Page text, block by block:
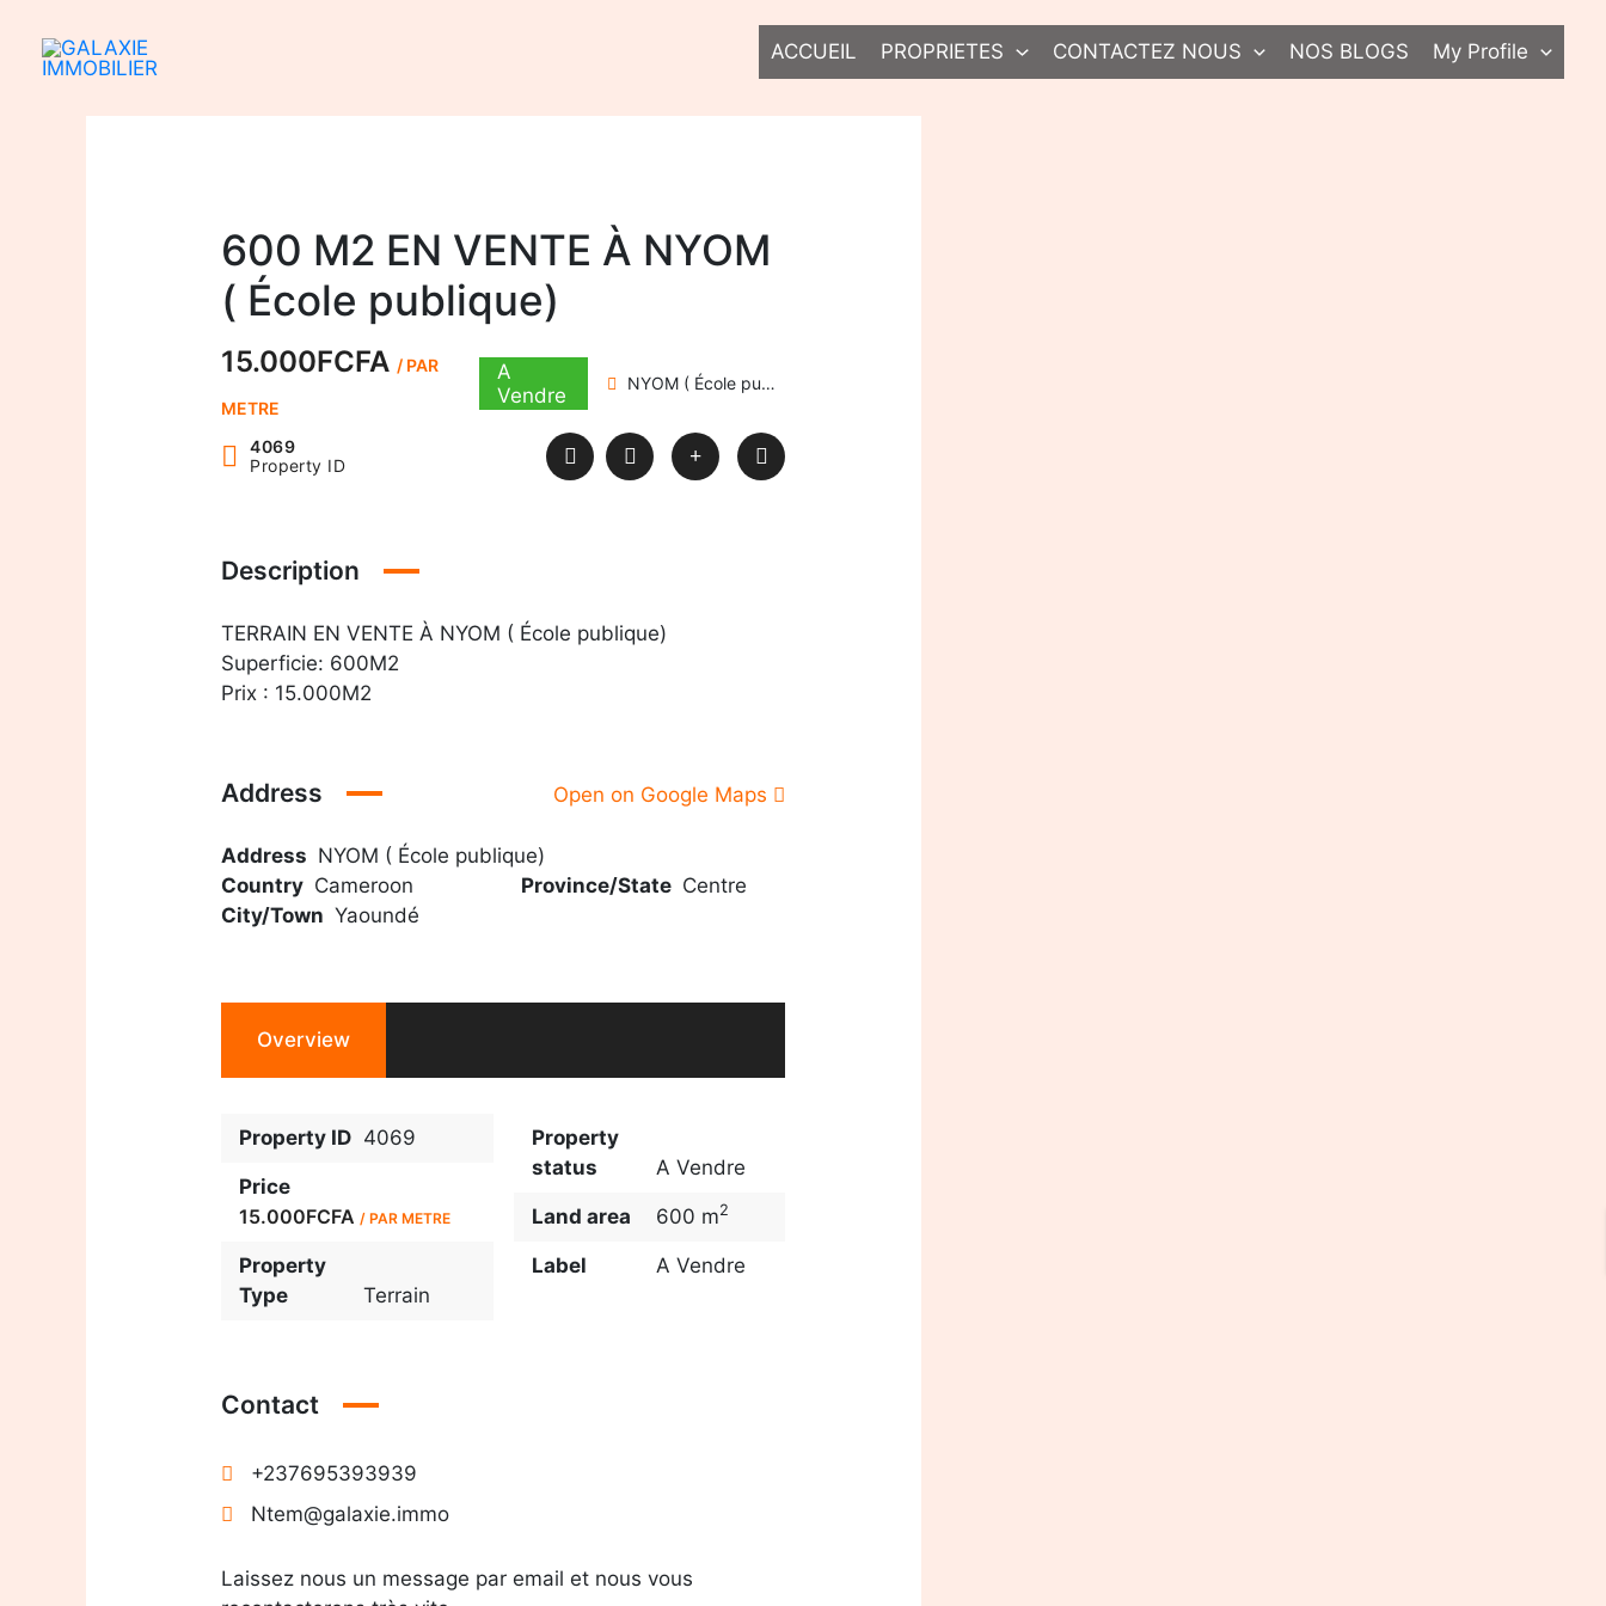
contenu
ACCUEIL PROPRIETES CONTACTEZ NOUS NOS BLOGS My Profile
600 M2 EN VENTE À NYOM
( École publique)
15.000FCFA / PAR
METRE
A
Vendre
NYOM ( École publique)
4069
Property ID
Description
TERRAIN EN VENTE À NYOM ( École publique)
Superficie: 600M2
Prix : 15.000M2
Address
Address NYOM ( École publique)
Country Cameroon Province/State Centre
City/Town Yaoundé
Open on Google Maps
Overview
Property ID 4069
Price
15.000FCFA / PAR METRE
Property
Type
Terrain
Property
status
A Vendre
Land area 600 m2
Label A Vendre
Contact
+237695393939
Ntem@galaxie.immo
Laissez nous un message par email et nous vous